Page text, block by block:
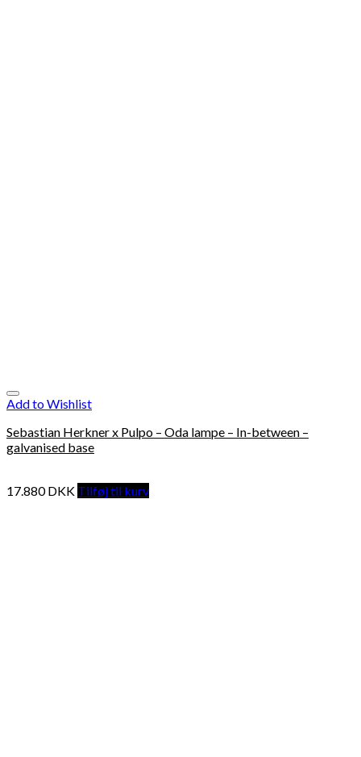
Add to Wishlist
Sebastian Herkner x Pulpo – Oda lampe – In-between –
galvanised base
17.880DKK Tilføj til kurv